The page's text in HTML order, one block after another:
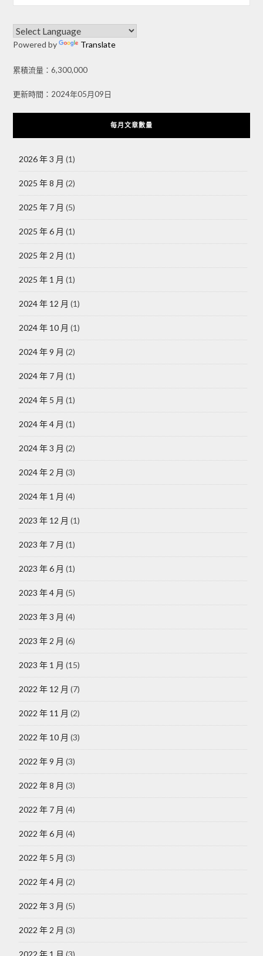
Powered by Translate
累積流量：6,300,000
更新時間：2024年05月09日
每月文章數量
2026 年 3 月 (1)
2025 年 8 月 (2)
2025 年 7 月 (5)
2025 年 6 月 (1)
2025 年 2 月 (1)
2025 年 1 月 (1)
2024 年 12 月 (1)
2024 年 10 月 (1)
2024 年 9 月 (2)
2024 年 7 月 (1)
2024 年 5 月 (1)
2024 年 4 月 (1)
2024 年 3 月 (2)
2024 年 2 月 (3)
2024 年 1 月 (4)
2023 年 12 月 (1)
2023 年 7 月 (1)
2023 年 6 月 (1)
2023 年 4 月 (5)
2023 年 3 月 (4)
2023 年 2 月 (6)
2023 年 1 月 (15)
2022 年 12 月 (7)
2022 年 11 月 (2)
2022 年 10 月 (3)
2022 年 9 月 (3)
2022 年 8 月 (3)
2022 年 7 月 (4)
2022 年 6 月 (4)
2022 年 5 月 (3)
2022 年 4 月 (2)
2022 年 3 月 (5)
2022 年 2 月 (3)